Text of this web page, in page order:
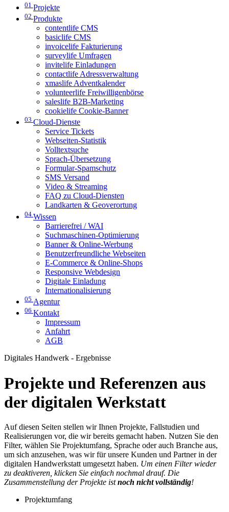
01 Projekte
02 Produkte
contentlife CMS
basiclife CMS
invoicelife Fakturierung
surveylife Umfragen
invitelife Einladungen
contactlife Adressverwaltung
xmaslife Adventkalender
volunteerlife Freiwilligenbörse
saleslife B2B-Marketing
cookielife Cookie-Banner
03 Cloud-Dienste
Service Tickets
Webseiten-Statistik
Volltextsuche
Sprach-Übersetzung
Formular-Spamschutz
SMS Versand
Video & Streaming
FAQ zu Cloud-Diensten
Landkarten & Geoverortung
04 Wissen
Barrierefrei / WAI
Suchmaschinen-Optimierung
Banner & Online-Werbung
Benutzerfreundliche Webseiten
E-Commerce & Online-Shops
Responsive Webdesign
Digitale Einladung
Internationalisierung
05 Agentur
06 Kontakt
Impressum
Anfahrt
AGB
Digitales Handwerk - Ergebnisse
Projekte und Referenzen aus
der digitalen Werkstatt
Auf diesen Seiten stellen wir Ihnen Projekte, Fallstudien und
Realisierungen vor, die wir bereits gemacht haben. Nutzen Sie den
Filter, wählen Sie Projektumfang, Sprache oder auch Branche aus,
um sich anzusehen, was wir für unsere Kunden und Partner in der
digitalen Handwerkstatt umgesetzt haben. Um einen Filter wieder
zu deaktiveren, klicken Sie einfach nochmal drauf. Die
Zusammenstellung der Projekte istnoch nicht vollständig!
Projektumfang